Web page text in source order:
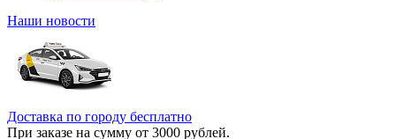
Наши новости
Доставка по городу бесплатно
При заказе на сумму от 3000 рублей.